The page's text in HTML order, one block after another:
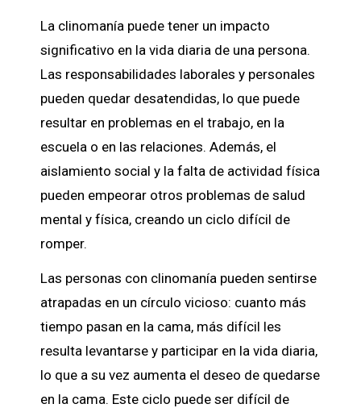
La clinomanía puede tener un impacto
significativo en la vida diaria de una persona.
Las responsabilidades laborales y personales
pueden quedar desatendidas, lo que puede
resultar en problemas en el trabajo, en la
escuela o en las relaciones. Además, el
aislamiento social y la falta de actividad física
pueden empeorar otros problemas de salud
mental y física, creando un ciclo difícil de
romper.
Las personas con clinomanía pueden sentirse
atrapadas en un círculo vicioso: cuanto más
tiempo pasan en la cama, más difícil les
resulta levantarse y participar en la vida diaria,
lo que a su vez aumenta el deseo de quedarse
en la cama. Este ciclo puede ser difícil de